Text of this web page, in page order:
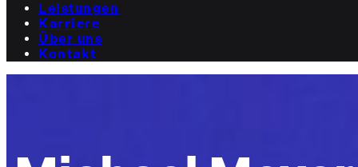
Leistungen
Karriere
Über uns
Kontakt